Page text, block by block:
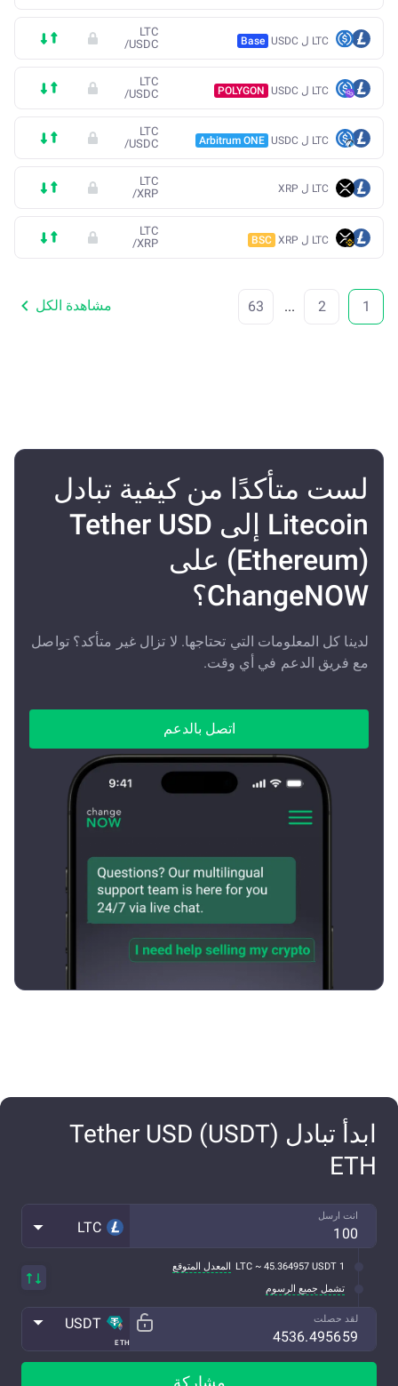
LTC ل USDC Base
LTC
/USDC
LTC ل USDC POLYGON
LTC
/USDC
LTC ل USDC Arbitrum ONE
LTC
/USDC
LTC ل XRP
LTC
/XRP
LTC ل XRP BSC
LTC
/XRP
1
2
...
63 مشاهدة الكل
لست متأكدًا من كيفية تبادل
Litecoin إلى Tether USD
(Ethereum) على
ChangeNOW؟
لدينا كل المعلومات التي تحتاجها. لا تزال غير متأكد؟ تواصل
مع فريق الدعم في أي وقت.
اتصل بالدعم
ابدأ تبادل Tether USD (USDT)
ETH
انت ارسل
LTC
1 LTC ~ 45.364957 USDT
المعدل المتوقع
تشمل جميع الرسوم
لقد حصلت
ETH
USDT